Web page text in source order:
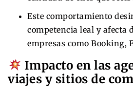
Este comportamiento
competencia leal y afecta
empresas como Booking,
Impacto en las
viajes y sitios de